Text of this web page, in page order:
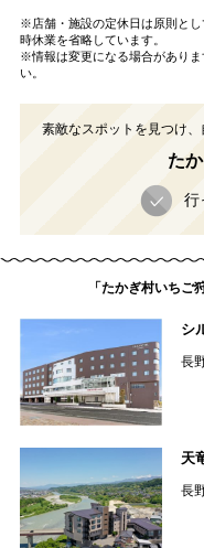
※店舗・施設の定休日は原則と
時休業を省略しています。
※情報は変更になる場合があり
い。
素敵なスポットを見つけ
た
行
「たかぎ村いちご
シ
長
天
長